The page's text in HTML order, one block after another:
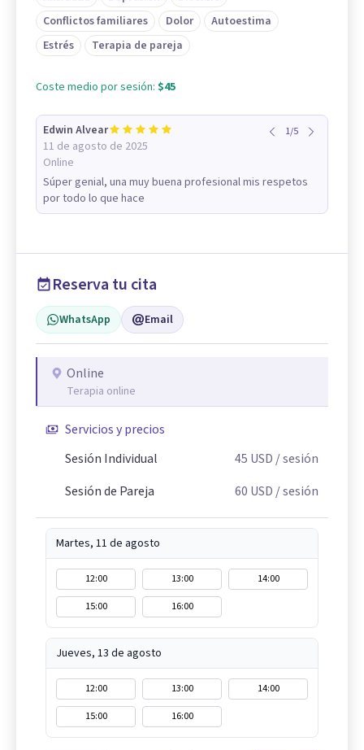
Conflictos familiares
Dolor
Autoestima
Estrés
Terapia de pareja
Coste medio por sesión: $45
Edwin Alvear
11 de agosto de 2025
Online
1/5
Súper genial, una muy buena profesional mis respetos
por todo lo que hace
Reserva tu cita
WhatsApp Email
Online
Terapia online
Servicios y precios
Sesión Individual
45 USD / sesión
Sesión de Pareja
60 USD / sesión
Martes, 11 de agosto
12:00 13:00
14:00
15:00
16:00
Jueves, 13 de agosto
12:00 13:00
14:00
15:00
16:00